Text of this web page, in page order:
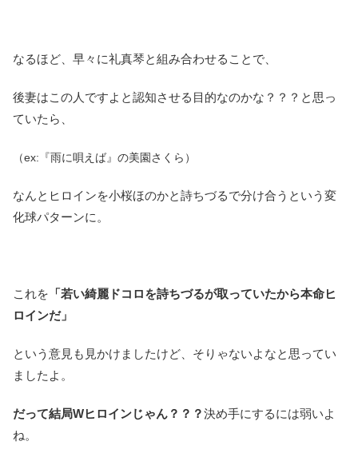
なるほど、早々に礼真琴と組み合わせることで、
後妻はこの人ですよと認知させる目的なのかな？？？と思っ
ていたら、
（ex:『雨に唄えば』の美園さくら）
なんとヒロインを小桜ほのかと詩ちづるで分け合うという変
化球パターンに。
これを 「若い綺麗ドコロを詩ちづるが取っていたから本命ヒ
ロインだ」
という意見も見かけましたけど、そりゃないよなと思ってい
ましたよ。
だって結局Wヒロインじゃん？？？決め手にするには弱いよ
ね。